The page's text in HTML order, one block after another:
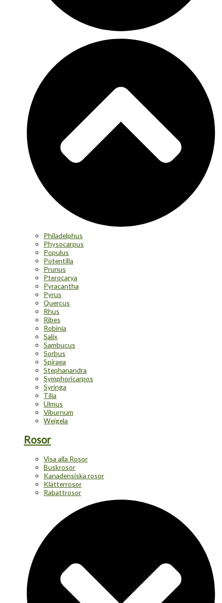
Philadelphus
Physocarpus
Populus
Potentilla
Prunus
Pterocarya
Pyracantha
Pyrus
Quercus
Rhus
Ribes
Robinia
Salix
Sambucus
Sorbus
Spiraea
Stephanandra
Symphoricarpos
Syringa
Tilia
Ulmus
Viburnum
Weigela
Rosor
Visa alla Rosor
Buskrosor
Kanadensiska rosor
Klätterrosor
Rabattrosor